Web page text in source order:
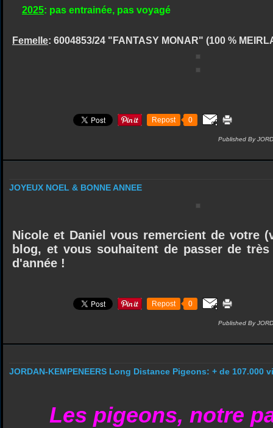
2025: pas entrainée, pas voyagé
Femelle: 6004853/24 "FANTASY MONAR" (100 %
Repost 0
Published By
JOYEUX NOEL & BONNE ANNEE
Nicole et Daniel vous remercient de votre
blog, et vous souhaitent de passer de
d'année !
Repost 0
Published By
JORDAN-KEMPENEERS Long Distance Pigeons: + de 107.000
Les pigeons, notre